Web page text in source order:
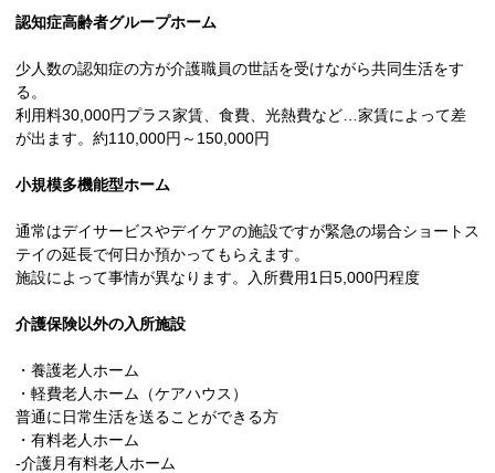
認知症高齢者グループホーム
少人数の認知症の方が介護職員の世話を受けながら共同生活をす
る。
利用料30,000円プラス家賃、食費、光熱費など…家賃によって差
が出ます。約110,000円～150,000円
小規模多機能型ホーム
通常はデイサービスやデイケアの施設ですが緊急の場合ショートス
テイの延長で何日か預かってもらえます。
施設によって事情が異なります。入所費用1日5,000円程度
介護保険以外の入所施設
・養護老人ホーム
・軽費老人ホーム（ケアハウス）
普通に日常生活を送ることができる方
・有料老人ホーム
‐介護月有料老人ホーム